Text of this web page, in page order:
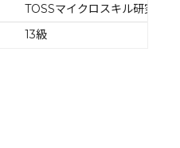
TOSSマイクロスキル研究会
13級